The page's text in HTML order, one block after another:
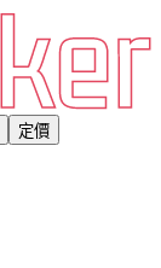
定價